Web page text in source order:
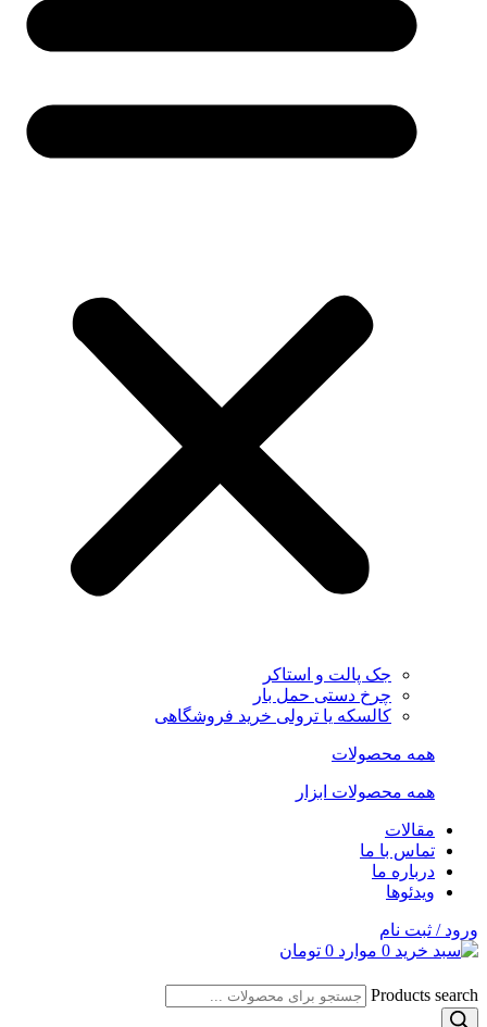
جک پالت و استاکر
چرخ دستی حمل بار
کالسکه یا ترولی خرید فروشگاهی
همه محصولات
همه محصولات ابزار
مقالات
تماس با ما
درباره ما
ویدئوها
ورود / ثبت نام
0 موارد 0 تومان
Products search